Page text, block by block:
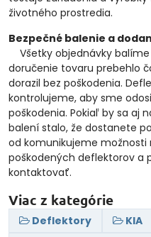
životného prostredia.
Bezpečné balenie a
Všetky objednávky
doručenie tovaru prebehlo
dorazil bez poškodenia.
kontrolujeme, aby sme
poškodenia. Pokiaľ by sa aj
balení stalo, že dostanete
od komunikujeme
poškodených deflektorov a
kontaktovať.
Viac z kategórie
Deflektory
KIA